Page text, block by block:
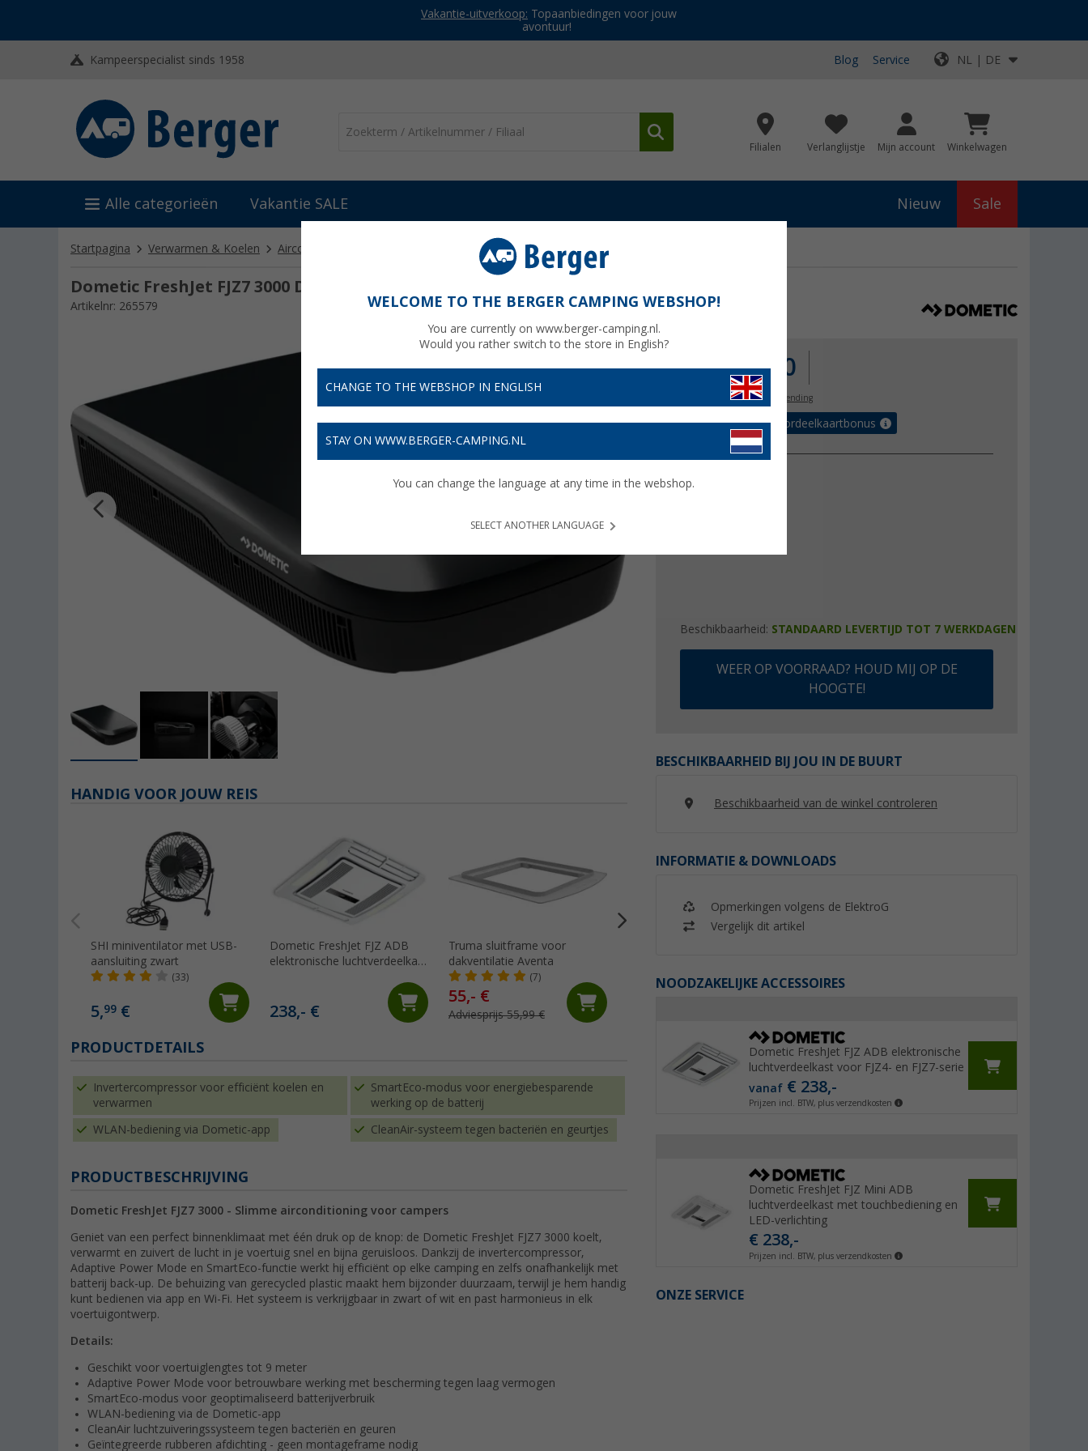
Vakantie-uitverkoop: Topaanbiedingen voor jouw
avontuur!
Kampeerspecialist sinds 1958 Blog Service NL | DE
Filialen Verlanglijstje Mijn account Winkelwagen
Alle categorieën Vakantie SALE Nieuw Sale
Startpagina Verwarmen & Koelen Airconditioning en ventilatoren Dak airco Dometic FreshJet FJZ7 3000 Dakairco 3000 W
Dometic FreshJet FJZ7 3000 Dakairco 3000 W zwart
Artikelnr: 265579
€ 3.067,00
Prijzen incl. BTWgratis verzending
153,35€ met de voordeelkaartbonus
Beschikbaarheid: STANDAARD LEVERTIJD TOT 7 WERKDAGEN
WEER OP VOORRAAD? HOUD MIJ OP DE
HOOGTE!
BESCHIKBAARHEID BIJ JOU IN DE BUURT
Beschikbaarheid van de winkel controleren
INFORMATIE & DOWNLOADS
Opmerkingen volgens de ElektroG
Vergelijk dit artikel
NOODZAKELIJKE ACCESSOIRES
Dometic FreshJet FJZ ADB elektronische
luchtverdeelkast voor FJZ4- en FJZ7-serie
vanaf€ 238,-
Prijzen incl. BTW, plus verzendkosten
Dometic FreshJet FJZ Mini ADB
luchtverdeelkast met touchbediening en
LED-verlichting
€ 238,-
Prijzen incl. BTW, plus verzendkosten
ONZE SERVICE
HANDIG VOOR JOUW REIS
SHI miniventilator met USB-
aansluiting zwart
(33)
5,99 €
Dometic FreshJet FJZ ADB
elektronische luchtverdeelkast
238,- €
Truma sluitframe voor
dakventilatie Aventa
(7)
55,- €
Adviesprijs 55,99 €
(7)
bediening geschikt voor FJZ4 /
FJX4
PRODUCTDETAILS
Invertercompressor voor efficiënt koelen en
verwarmen
SmartEco-modus voor energiebesparende
werking op de batterij
WLAN-bediening via Dometic-app CleanAir-systeem tegen bacteriën en geurtjes
PRODUCTBESCHRIJVING
Dometic FreshJet FJZ7 3000 - Slimme airconditioning voor campers
Geniet van een perfect binnenklimaat met één druk op de knop: de Dometic FreshJet FJZ7 3000 koelt,
verwarmt en zuivert de lucht in je voertuig snel en bijna geruisloos. Dankzij de invertercompressor,
Adaptive Power Mode en SmartEco-functie werkt hij efficiënt op elke camping en zelfs onafhankelijk met
batterij back-up. De behuizing van gerecycled plastic maakt hem bijzonder duurzaam, terwijl je hem handig
kunt bedienen via app en Wi-Fi. Het systeem is verkrijgbaar in zwart of wit en past harmonieus in elk
voertuigontwerp.
Details:
Geschikt voor voertuiglengtes tot 9 meter
Adaptive Power Mode voor betrouwbare werking met bescherming tegen laag vermogen
SmartEco-modus voor geoptimaliseerd batterijverbruik
WLAN-bediening via de Dometic-app
CleanAir luchtzuiveringssysteem tegen bacteriën en geuren
Geïntegreerde rubberen afdichting - geen montageframe nodig
WELCOME TO THE BERGER CAMPING WEBSHOP!
You are currently on www.berger-camping.nl.
Would you rather switch to the store in English?
CHANGE TO THE WEBSHOP IN ENGLISH
STAY ON WWW.BERGER-CAMPING.NL
You can change the language at any time in the webshop.
SELECT ANOTHER LANGUAGE